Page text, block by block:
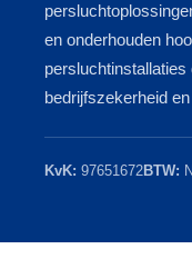
en onderhouden
bedrijfszekerheid
KvK: 97651672BTW: